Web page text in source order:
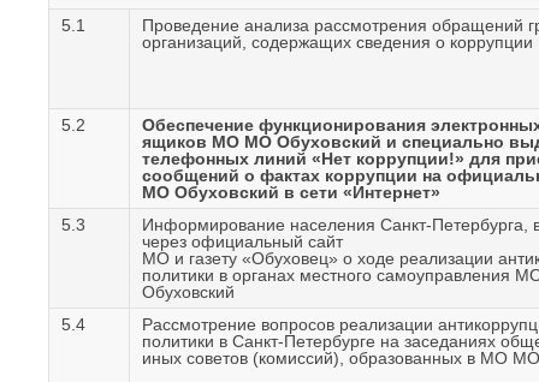
5.1
Проведение анализа рассмотрения обращений
организаций, содержащих сведения о коррупции
5.2
Обеспечение функционирования
ящиков МО МО Обуховский и специально
телефонных линий «Нет коррупции!» для
сообщений о фактах коррупции на
МО Обуховский в сети «Интернет»
5.3
Информирование населения Санкт-Петербурга,
через официальный сайт
МО и газету «Обуховец» о ходе реализации
политики в органах местного самоуправления
Обуховский
5.4
Рассмотрение вопросов реализации
политики в Санкт-Петербурге на заседаниях
иных советов (комиссий), образованных в МО